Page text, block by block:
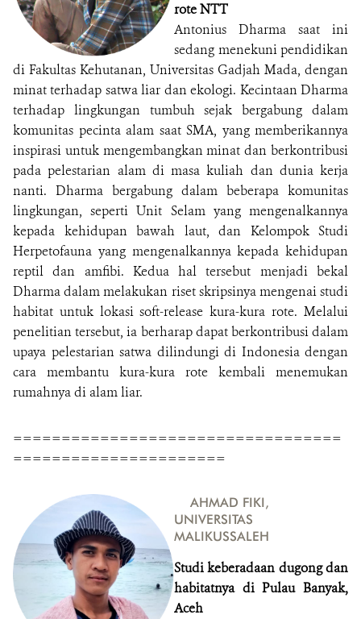
rote NTT
Antonius Dharma saat ini
sedang menekuni pendidikan
di Fakultas Kehutanan, Universitas Gadjah Mada, dengan
minat terhadap satwa liar dan ekologi. Kecintaan Dharma
terhadap lingkungan tumbuh sejak bergabung dalam
komunitas pecinta alam saat SMA, yang memberikannya
inspirasi untuk mengembangkan minat dan berkontribusi
pada pelestarian alam di masa kuliah dan dunia kerja
nanti. Dharma bergabung dalam beberapa komunitas
lingkungan, seperti Unit Selam yang mengenalkannya
kepada kehidupan bawah laut, dan Kelompok Studi
Herpetofauna yang mengenalkannya kepada kehidupan
reptil dan amfibi. Kedua hal tersebut menjadi bekal
Dharma dalam melakukan riset skripsinya mengenai studi
habitat untuk lokasi soft-release kura-kura rote. Melalui
penelitian tersebut, ia berharap dapat berkontribusi dalam
upaya pelestarian satwa dilindungi di Indonesia dengan
cara membantu kura-kura rote kembali menemukan
rumahnya di alam liar.
==================================
======================
AHMAD FIKI,
UNIVERSITAS
MALIKUSSALEH
Studi keberadaan dugong dan
habitatnya di Pulau Banyak,
Aceh